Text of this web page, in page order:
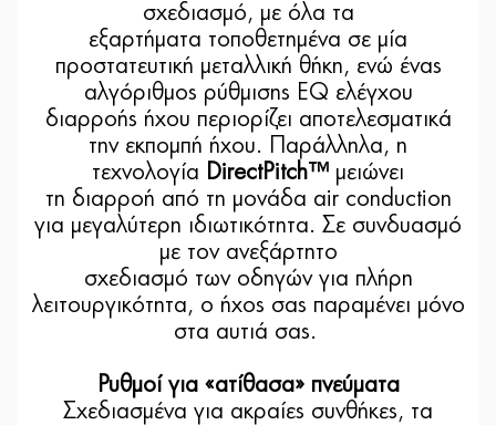
σχεδιασμό, με όλα τα
εξαρτήματα τοποθετημένα σε μία
προστατευτική μεταλλική θήκη, ενώ ένας
αλγόριθμος ρύθμισης EQ ελέγχου
διαρροής ήχου περιορίζει αποτελεσματικά
την εκπομπή ήχου. Παράλληλα, η
τεχνολογία DirectPitch™ μειώνει
τη διαρροή από τη μονάδα air conduction
για μεγαλύτερη ιδιωτικότητα. Σε συνδυασμό
με τον ανεξάρτητο
σχεδιασμό των οδηγών για πλήρη
λειτουργικότητα, ο ήχος σας παραμένει μόνο
στα αυτιά σας.
Ρυθμοί για «ατίθασα» πνεύματα
Σχεδιασμένα για ακραίες συνθήκες, τα